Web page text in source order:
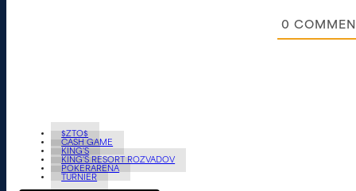
0
$ZTO$
CASH GAME
KING'S
KING'S RESORT ROZVADOV
POKERARENA
TURNIER